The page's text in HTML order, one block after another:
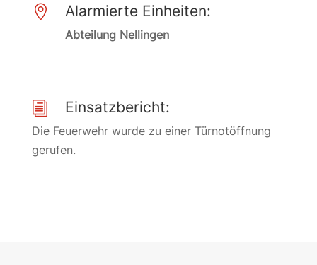
 Alarmierte Einheiten:
Abteilung Nellingen
i Einsatzbericht:
Die Feuerwehr wurde zu einer Türnotöffnung
gerufen.